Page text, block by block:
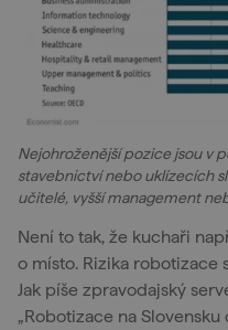
Nejohroženější pozice jsou v
stavebnictví nebo uklízecích
učitelé, vyšší management
Není to tak, že kuchaři
o místo. Rizika robotizace
Jak píše zpravodajský
„Robotizace na